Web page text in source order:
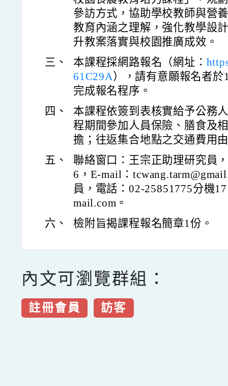
參訪方式，協助學校教師與營
教育內涵之理解，強化教學設
升教案落實與校園推廣成效。
三、
本課程採網路報名（網址：
61C29A ），請有意願報名者
完成報名程序。
四、
本課程依簽到表核實給予公務
程期間參加人員保險、膳食及
擔；往返集合地點之交通費用
五、
聯絡窗口：王宗正助理研究員
6，E-mail：
員，電話：02-25851775分機
mail.com。
六、
檢附旨揭課程報名簡章1份。
內文可瀏覽群組：
註冊會員 訪客